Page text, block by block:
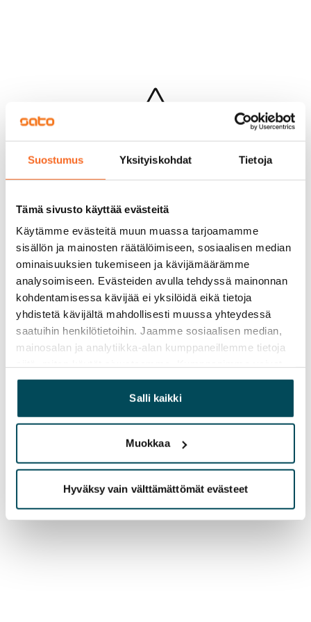
Suostumus Yksityiskohdat Tietoja
Tämä sivusto käyttää evästeitä
Käytämme evästeitä muun muassa tarjoamamme
sisällön ja mainosten räätälöimiseen, sosiaalisen median
ominaisuuksien tukemiseen ja kävijämäärämme
analysoimiseen. Evästeiden avulla tehdyssä mainonnan
kohdentamisessa kävijää ei yksilöidä eikä tietoja
yhdistetä kävijältä mahdollisesti muussa yhteydessä
saatuihin henkilötietoihin. Jaamme sosiaalisen median,
mainosalan ja analytiikka-alan kumppaneillemme tietoja
yhdistää näitä tietoja muihin tietoihin, joita olet antanut
heille tai joita on kerätty, kun olet käyttänyt heidän
palvelujaan.
Salli kaikki
Muokkaa
Hyväksy vain välttämättömät evästeet
Hups...
Jotakin meni pieleen sivun lataamisessa